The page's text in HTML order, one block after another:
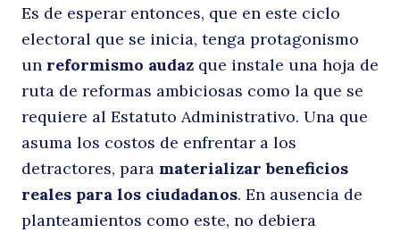
Es de esperar entonces, que en este ciclo
electoral que se inicia, tenga protagonismo
un reformismo audaz que instale una hoja de
ruta de reformas ambiciosas como la que se
requiere al Estatuto Administrativo. Una que
asuma los costos de enfrentar a los
detractores, para materializar beneficios
reales para los ciudadanos. En ausencia de
planteamientos como este, no debiera